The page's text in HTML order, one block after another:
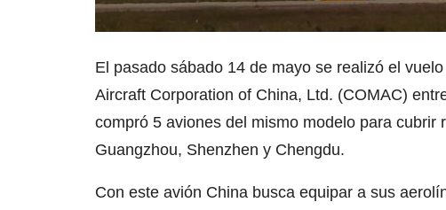
El pasado sábado 14 de mayo se realizó el
Aircraft Corporation of China, Ltd. (COMAC)
compró 5 aviones del mismo modelo para
Guangzhou, Shenzhen y Chengdu.
Con este avión China busca equipar a sus